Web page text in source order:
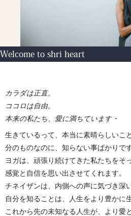
Welcome to shri heart
カラダは正直。
ココロは自由。
本来の私たち、愛に満ちています・
生きているって、本当に素晴らしいこ
分のものなのに、知らない事ばかりです
ヨガは、頑張り続けてきた私たちをそ
感覚と自信を思い出させてくれます。
チネイザンは、内側への声に気づき深
自分を知ることは、人生をより豊かに
これから先の未知なる人生が、より愛